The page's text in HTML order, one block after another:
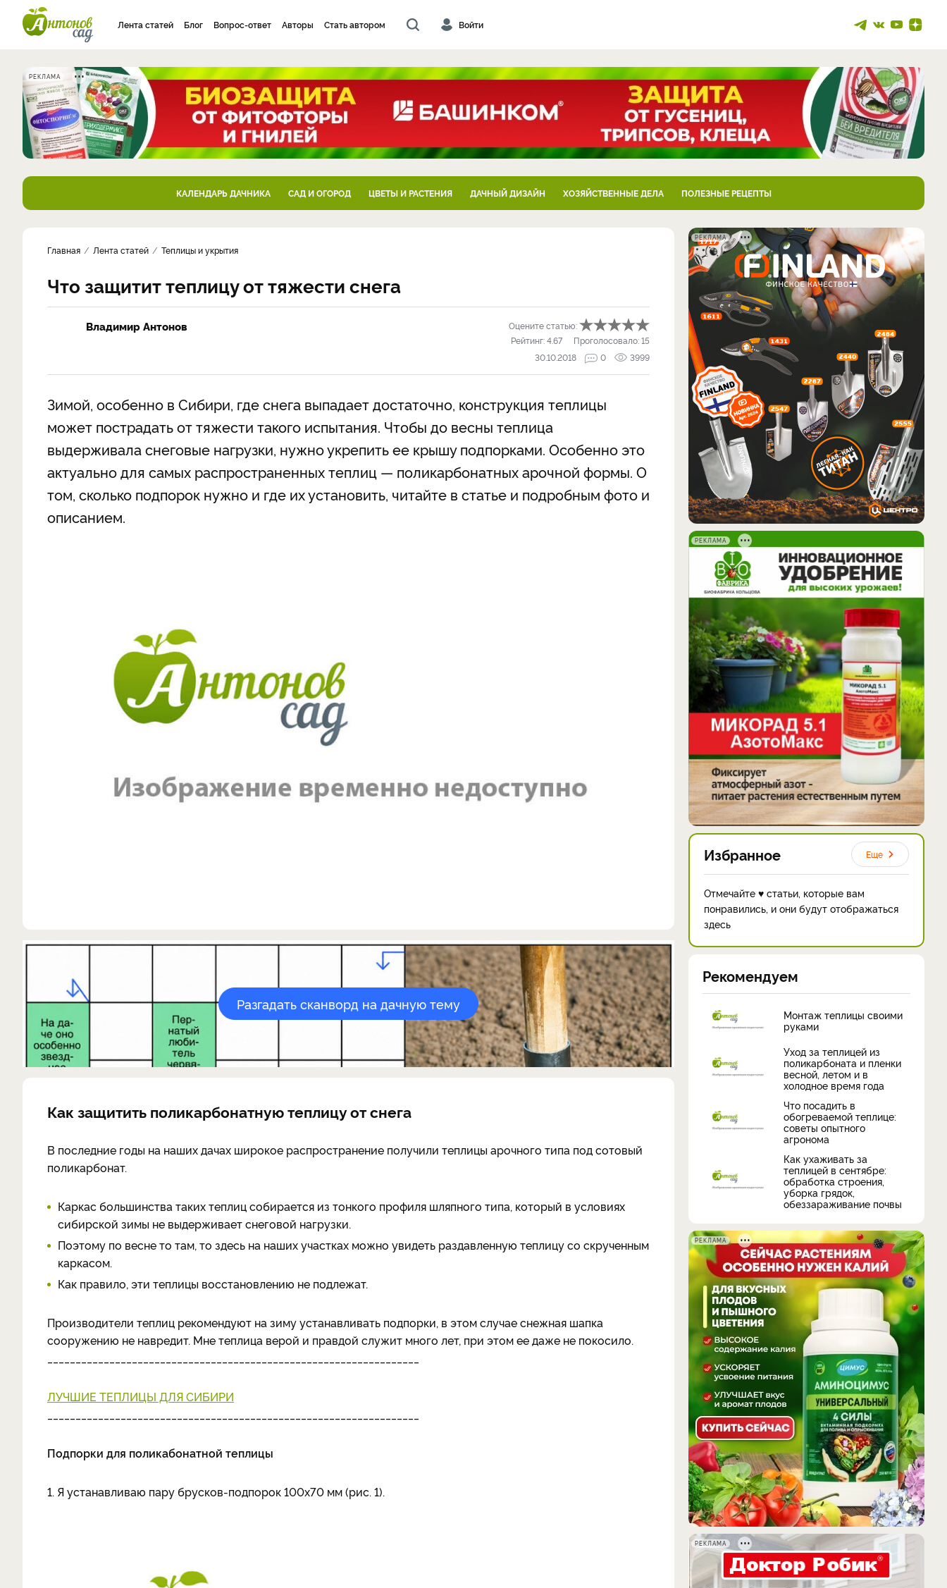
Лента статей Блог Вопрос-ответ Авторы Стать автором Войти
РЕКЛАМА
КАЛЕНДАРЬ ДАЧНИКА САД И ОГОРОД ЦВЕТЫ И РАСТЕНИЯ ДАЧНЫЙ ДИЗАЙН ХОЗЯЙСТВЕННЫЕ ДЕЛА ПОЛЕЗНЫЕ РЕЦЕПТЫ
Главная Лента статей Теплицы и укрытия
Что защитит теплицу от тяжести снега
Владимир Антонов
Оцените статью:
Рейтинг:4.67 Проголосовало:15
30.10.2018
0 3999
Зимой, особенно в Сибири, где снега выпадает достаточно, конструкция теплицы
может пострадать от тяжести такого испытания. Чтобы до весны теплица
выдерживала снеговые нагрузки, нужно укрепить ее крышу подпорками. Особенно это
актуально для самых распространенных теплиц — поликарбонатных арочной формы. О
том, сколько подпорок нужно и где их установить, читайте в статье и подробным фото и
описанием.
Разгадать сканворд на дачную тему
Как защитить поликарбонатную теплицу от снега
В последние годы на наших дачах широкое распространение получили теплицы арочного типа под сотовый
поликарбонат.
Каркас большинства таких теплиц собирается из тонкого профиля шляпного типа, который в условиях
сибирской зимы не выдерживает снеговой нагрузки.
Поэтому по весне то там, то здесь на наших участках можно увидеть раздавленную теплицу со скрученным
каркасом.
Как правило, эти теплицы восстановлению не подлежат.
Производители теплиц рекомендуют на зиму устанавливать подпорки, в этом случае снежная шапка
сооружению не навредит. Мне теплица верой и правдой служит много лет, при этом ее даже не покосило.
ЛУЧШИЕ ТЕПЛИЦЫ ДЛЯ СИБИРИ
Подпорки для поликабонатной теплицы
1. Я устанавливаю пару брусков-подпорок 100х70 мм (рис. 1).
РЕКЛАМА
РЕКЛАМА
Избранное Еще
Отмечайте ♥ статьи, которые вам
понравились, и они будут отображаться
здесь
Рекомендуем
Монтаж теплицы своими
руками
Уход за теплицей из
поликарбоната и пленки
весной, летом и в
холодное время года
Что посадить в
обогреваемой теплице:
советы опытного
агронома
Как ухаживать за
теплицей в сентябре:
обработка строения,
уборка грядок,
обеззараживание почвы
РЕКЛАМА
РЕКЛАМА